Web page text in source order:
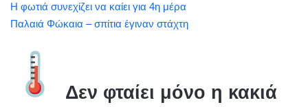
Η φωτιά συνεχίζει να καίει για 4η μέρα
Παλαιά Φώκαια – σπίτια έγιναν στάχτη
Δεν φταίει μόνο η κακιά